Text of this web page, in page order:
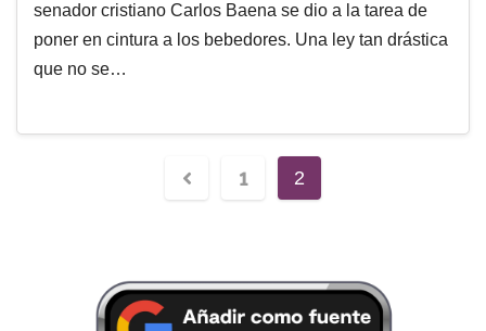
senador cristiano Carlos Baena se dio a la tarea de
poner en cintura a los bebedores. Una ley tan drástica
que no se…
1 2